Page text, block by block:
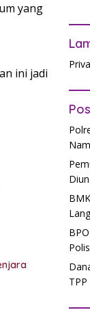
yang
ini jadi